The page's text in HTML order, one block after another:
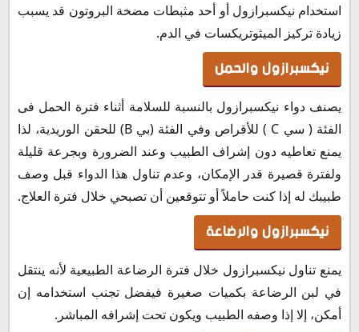
استخدام نيكسبرازول أو أحد مثبطات مضخة البروتون قد يسبب
زيادة تركيز الميثوتريكسات في الدم.
نيكسبرازول والحمل
يصنف دواء نيكسبرازول بالنسبة للسلامة أثناء فترة الحمل فى
الفئة ( سي C ) للأقراص وفي الفئة (بي B) للحقن الوريدية، لذا
يمنع تعاطيه دون إشراف الطبيب وعند الضرورة وبجرعة قليلة
ولفترة قصيرة قدر الإمكان، وعدم تناول هذا الدواء قبل وصف
طبيبك له إذا كنت حاملاً أو تتوقعين أن تصبحي خلال فترة العلاج.
نيكسبرازول والرضاعة
يمنع تناول نيكسبرازول خلال فترة الرضاعة الطبيعية لأنه ينتقل
في لبن الرضاعة بكميات صغيرة فيفضل تجنب استخدامه إن
أمكن، إلا إذا وصفه الطبيب ويكون تحت إشرافه المباشر.